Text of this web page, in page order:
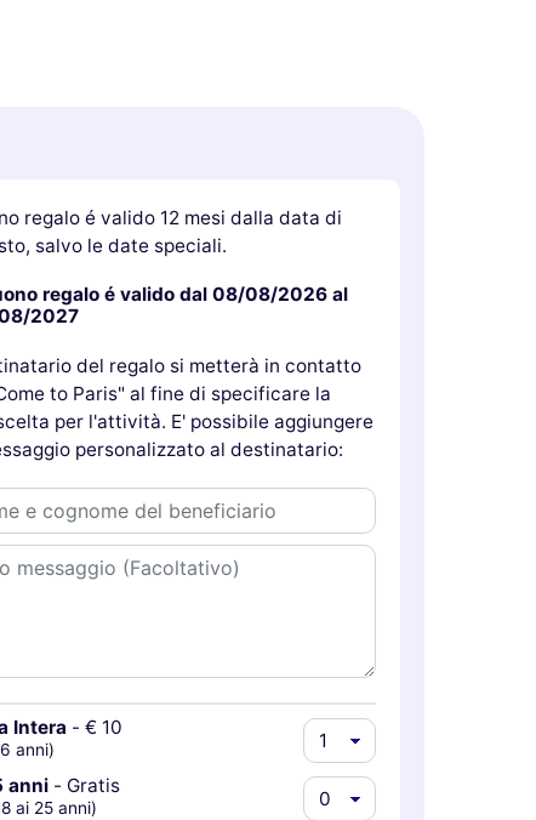
regalo é valido 12 mesi dalla data di
salvo le date speciali.
regalo é valido dal 08/08/2026 al
2027
del regalo si metterà in contatto
to Paris" al fine di specificare la
per l'attività. E' possibile aggiungere
personalizzato al destinatario:
Intera - € 10
anni)
anni - Gratis
ai 25 anni)